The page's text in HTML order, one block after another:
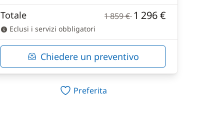
Totale 1 859 €1 296 €
Eclusi i servizi obbligatori
Chiedere un preventivo
Preferita